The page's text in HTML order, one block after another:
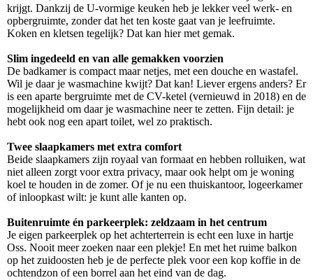
krijgt. Dankzij de U-vormige keuken heb je lekker veel werk- en
opbergruimte, zonder dat het ten koste gaat van je leefruimte.
Koken en kletsen tegelijk? Dat kan hier met gemak.
Slim ingedeeld en van alle gemakken voorzien
De badkamer is compact maar netjes, met een douche en wastafel.
Wil je daar je wasmachine kwijt? Dat kan! Liever ergens anders? Er
is een aparte bergruimte met de CV-ketel (vernieuwd in 2018) en de
mogelijkheid om daar je wasmachine neer te zetten. Fijn detail: je
hebt ook nog een apart toilet, wel zo praktisch.
Twee slaapkamers met extra comfort
Beide slaapkamers zijn royaal van formaat en hebben rolluiken, wat
niet alleen zorgt voor extra privacy, maar ook helpt om je woning
koel te houden in de zomer. Of je nu een thuiskantoor, logeerkamer
of inloopkast wilt: je kunt alle kanten op.
Buitenruimte én parkeerplek: zeldzaam in het centrum
Je eigen parkeerplek op het achterterrein is echt een luxe in hartje
Oss. Nooit meer zoeken naar een plekje! En met het ruime balkon
op het zuidoosten heb je de perfecte plek voor een kop koffie in de
ochtendzon of een borrel aan het eind van de dag.